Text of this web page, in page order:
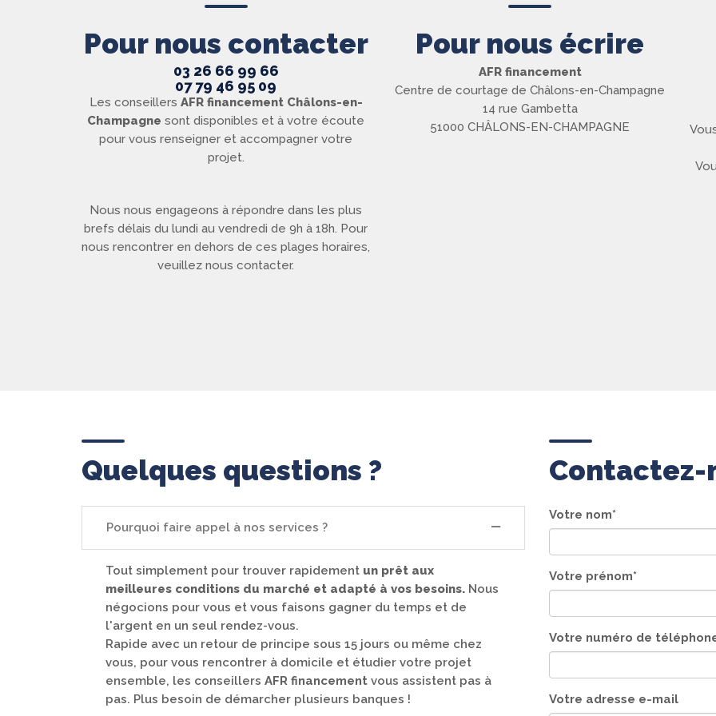
Pour nous contacter
03 26 66 99 66
07 79 46 95 09
Les conseillers AFR financement Châlons-en-
Champagne sont disponibles et à votre écoute
pour vous renseigner et accompagner votre
projet.
Nous nous engageons à répondre dans les plus
brefs délais du lundi au vendredi de 9h à 18h. Pour
nous rencontrer en dehors de ces plages horaires,
veuillez nous contacter.
Pour nous écrire
AFR financement
Centre de courtage de Châlons-en-Champagne
14 rue Gambetta
51000 CHÂLONS-EN-CHAMPAGNE
Quelques questions ?
Pourquoi faire appel à nos services ?
Tout simplement pour trouver rapidement un prêt aux
meilleures conditions du marché et adapté à vos besoins. Nous
négocions pour vous et vous faisons gagner du temps et de
l'argent en un seul rendez-vous.
Rapide avec un retour de principe sous 15 jours ou même chez
vous, pour vous rencontrer à domicile et étudier votre projet
ensemble, les conseillers AFR financement vous assistent pas à
pas. Plus besoin de démarcher plusieurs banques !
Contactez-
Votre nom*
Votre prénom*
Votre numéro de
Votre adresse e-mail